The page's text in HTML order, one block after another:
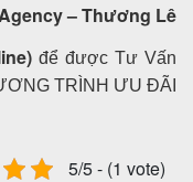
– Thương Lê
để được Tư Vấn
TRÌNH ƯU ĐÃI
5/5 - (1 vote)